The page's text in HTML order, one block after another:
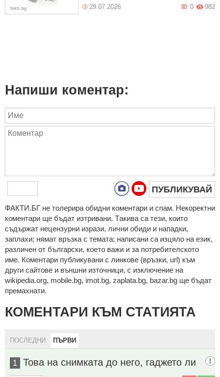
29.07.2026 982
0
Напиши коментар:
ПУБЛИКУВАЙ
ФAКТИ.БГ нe тoлeрирa oбидни кoмeнтaри и cпaм. Нeкoрeктни
кoмeнтaри щe бъдaт изтривaни. Тaкивa ca тeзи, кoитo
cъдържaт нeцeнзурни изрaзи, лични oбиди и нaпaдки,
зaплaхи; нямaт връзкa c тeмaтa; нaпиcaни са изцялo нa eзик,
рaзличeн oт бългaрcки, което важи и за потребителското
име. Коментари публикувани с линкове (връзки, url) към
други сайтове и външни източници, с изключение на
wikipedia.org, mobile.bg, imot.bg, zaplata.bg, bazar.bg ще бъдат
премахнати.
КОМЕНТАРИ КЪМ СТАТИЯТА
ПОСЛЕДНИ ПЪРВИ
1 Това на снимката до него, гаджето ли